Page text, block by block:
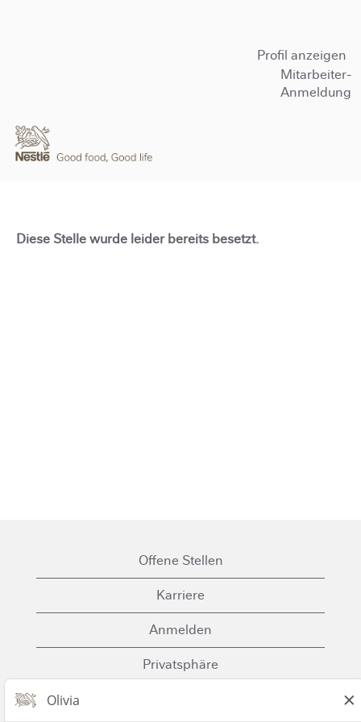
Profil anzeigen
Mitarbeiter-
Anmeldung
Diese Stelle wurde leider bereits besetzt.
Offene Stellen
Karriere
Anmelden
Privatsphäre